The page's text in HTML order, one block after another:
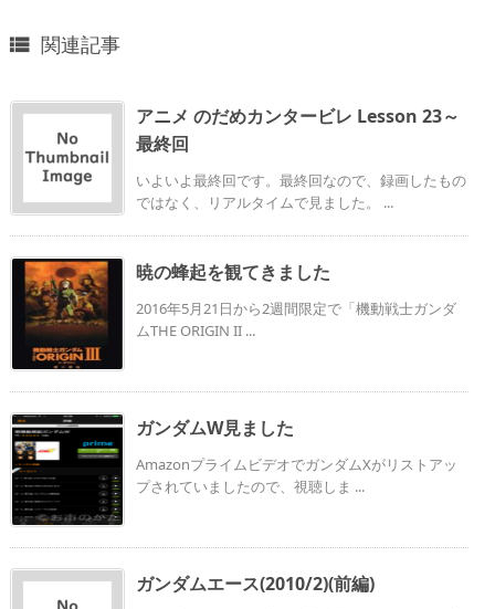
 関連記事
アニメ のだめカンタービレ Lesson 23～
最終回
いよいよ最終回です。最終回なので、録画したもの
ではなく、リアルタイムで見ました。 ...
暁の蜂起を観てきました
2016年5月21日から2週間限定で「機動戦士ガンダ
ムTHE ORIGIN II ...
ガンダムW見ました
AmazonプライムビデオでガンダムXがリストアッ
プされていましたので、視聴しま ...
ガンダムエース(2010/2)(前編)